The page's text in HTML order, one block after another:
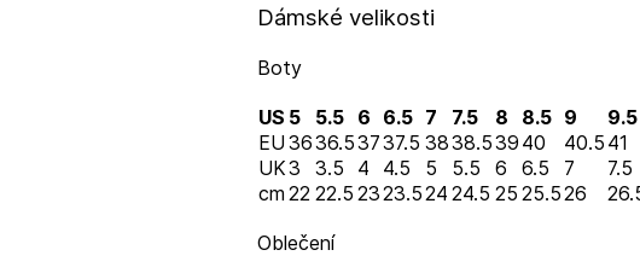
Dámské velikosti
Boty
US 5 5.5 6 6.5 7 7.5 8 8.5 9 9.5
EU 3636.53737.5 3838.539 40 40.5 41
UK3 3.5 4 4.5 5 5.5 6 6.5 7 7.5
cm 22 22.5 2323.524 24.5 25 25.526
Oblečení